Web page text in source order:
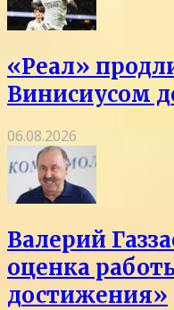
«Реал»
Винисиусом
06.08.2026
Валерий
оценка
достижения»